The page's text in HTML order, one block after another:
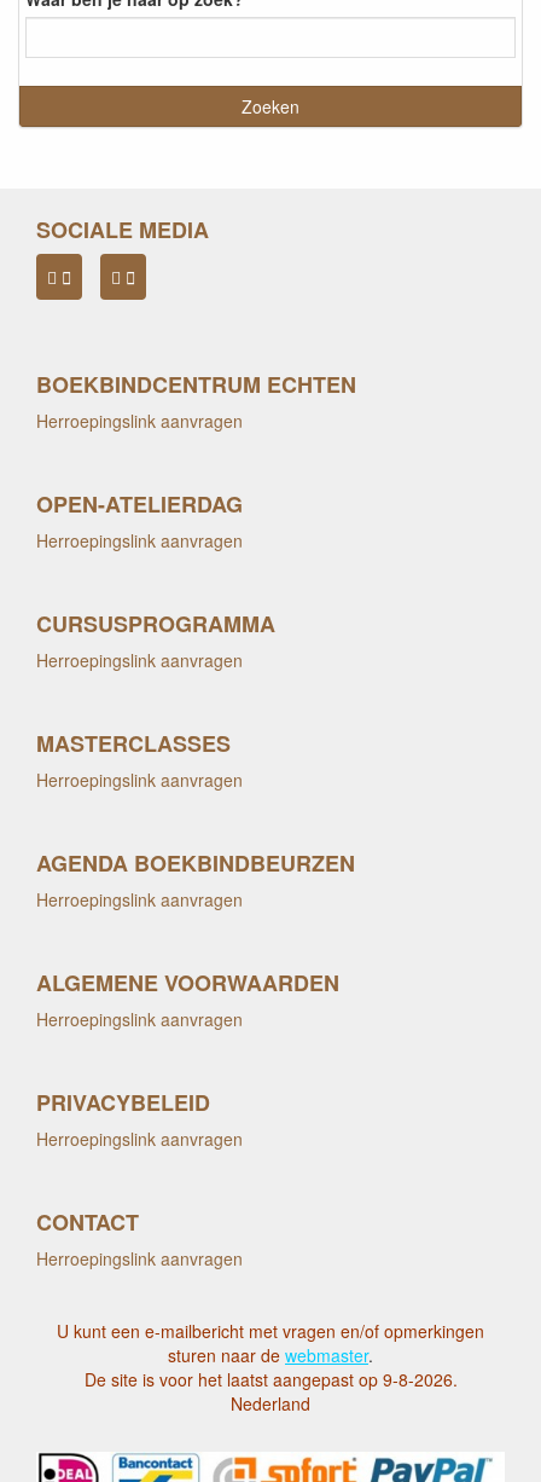
SOCIALE MEDIA
BOEKBINDCENTRUM ECHTEN
Herroepingslink aanvragen
OPEN-ATELIERDAG
Herroepingslink aanvragen
CURSUSPROGRAMMA
Herroepingslink aanvragen
MASTERCLASSES
Herroepingslink aanvragen
AGENDA BOEKBINDBEURZEN
Herroepingslink aanvragen
ALGEMENE VOORWAARDEN
Herroepingslink aanvragen
PRIVACYBELEID
Herroepingslink aanvragen
CONTACT
Herroepingslink aanvragen
U kunt een e-mailbericht met vragen en/of opmerkingen
sturen naar de webmaster.
De site is voor het laatst aangepast op 9-8-2026.
Nederland